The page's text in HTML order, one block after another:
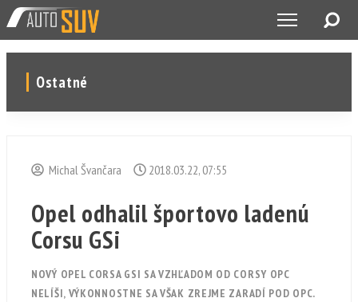
Ostatné
Michal Švančara 2018.03.22, 07:55
Opel odhalil športovo ladenú
Corsu GSi
NOVÝ OPEL CORSA GSI SA VZHĽADOM OD CORSY OPC
NELÍŠI, VÝKONNOSTNE SA VŠAK ZREJME ZARADÍ POD OPC.